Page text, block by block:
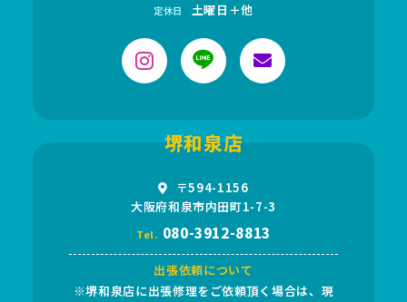
定休日 土曜日＋他
堺和泉店
〒594-1156
大阪府和泉市内田町1-7-3
Tel. 080-3912-8813
出張依頼について
※堺和泉店に出張修理をご依頼頂く場合は、現